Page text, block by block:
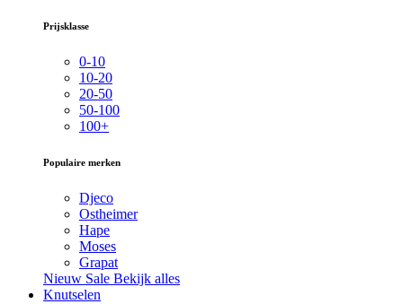
Prijsklasse
0-10
10-20
20-50
50-100
100+
Populaire merken
Djeco
Ostheimer
Hape
Moses
Grapat
Nieuw Sale Bekijk alles
Knutselen